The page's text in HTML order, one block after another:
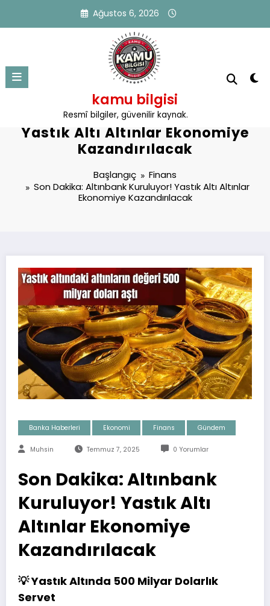
Ağustos 6, 2026
kamu bilgisi
Resmî bilgiler, güvenilir kaynak.
Son Dakika: Altınbank Kuruluyor!
Yastık Altı Altınlar Ekonomiye
Kazandırılacak
Başlangıç
Finans
Son Dakika: Altınbank Kuruluyor! Yastık Altı Altınlar
Ekonomiye Kazandırılacak
Banka Haberleri Ekonomi Finans Gündem
Muhsin Temmuz 7, 2025 0 Yorumlar
Son Dakika: Altınbank
Kuruluyor! Yastık Altı
Altınlar Ekonomiye
Kazandırılacak
💡 Yastık Altında 500 Milyar Dolarlık
Servet